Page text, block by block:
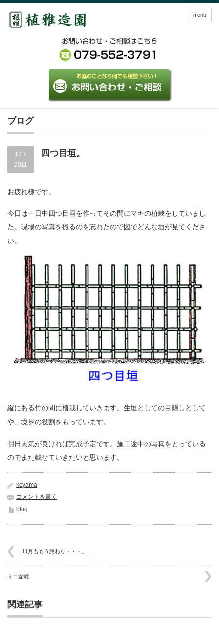
menu
ブログ
12.7
2011
四つ目垣。
お疲れ様です。
今日は一日中四つ目垣を作ってその間にマキの植栽をしていまし
た。現場の写真を撮るのを忘れたので図でどんな垣が見てくださ
い。
縦にある竹の間に植栽していきます。生垣としての目隠しとして
や、境界の役割をもっています。
明日天気が良ければ完成予定です。施工途中の写真をとっている
のでまた載せていきたいと思います。
koyama
コメントを書く
blog
11月ももう終わり・・・。
ミニ盆栽
関連記事